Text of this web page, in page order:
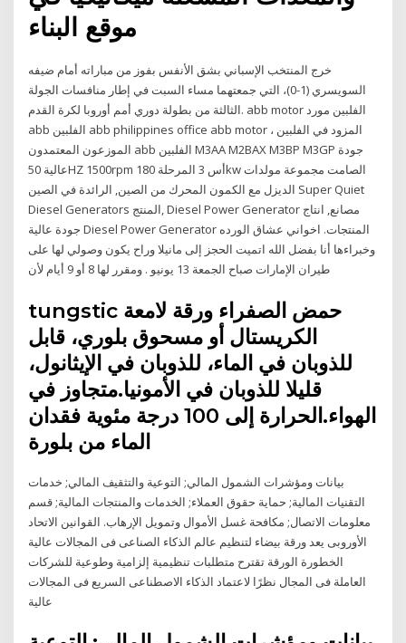
موقع البناء
خرج المنتخب الإسباني بشق الأنفس بفوز من مباراته أمام ضيفه
السويسري (1-0)، التي جمعتهما مساء السبت في إطار منافسات الجولة
الثالثة من بطولة دوري أمم أوروبا لكرة القدم. abb motor الفلبين مورد
abb الفلبين abb philippines office abb motor المزود في الفلبين ،
الموزعون المعتمدون abb الفلبين M3AA M2BAX M3BP M3GP جودة
عالية 50HZ 1500rpm أس 3 المرحلة 180kw الصامت مجموعة مولدات
الديزل مع الكمون المحرك من الصين, الرائدة في الصين Super Quiet
Diesel Generators المنتج, Diesel Power Generator مصانع, انتاج
جودة عالية Diesel Power Generator المنتجات. اخواني عشاق الورده
وخبراءها أنا بفضل الله اتميت الحجز إلى مانيلا وراح يكون وصولي لها على
طيران الإمارات صباح الجمعة 13 يونيو . ومقرر لها 8 أو 9 أيام لأن
tungstic حمض الصفراء ورقة لامعة
الكريستال أو مسحوق بلوري، قابل
للذوبان في الماء، للذوبان في الإيثانول،
قليلا للذوبان في الأمونيا.متجاوز في
الهواء.الحرارة إلى 100 درجة مئوية فقدان
الماء من بلورة
بيانات ومؤشرات الشمول المالي; التوعية والتثقيف المالي; خدمات
التقنيات المالية; حماية حقوق العملاء; الخدمات والمنتجات المالية; قسم
معلومات الاتصال; مكافحة غسل الأموال وتمويل الإرهاب. القوانين الاتحاد
الأوروبى يعد ورقة بيضاء لتنظيم عالم الذكاء الصناعى فى المجالات عالية
الخطورة الورقة تقترح متطلبات تنظيمية إلزامية وطوعية للشركات
العاملة فى المجال نظرًا لاعتماد الذكاء الاصطناعى السريع فى المجالات
عالية